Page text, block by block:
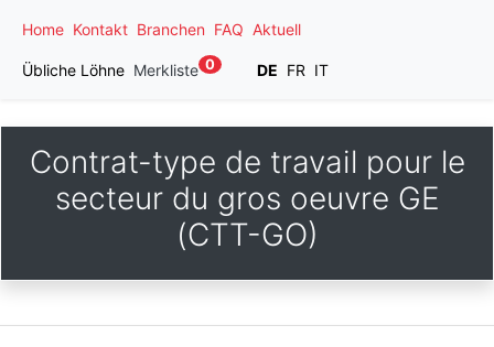
Home Kontakt Branchen FAQ Aktuell
Übliche Löhne Merkliste 0 DE FR IT
Contrat-type de travail pour le
secteur du gros oeuvre GE
(CTT-GO)